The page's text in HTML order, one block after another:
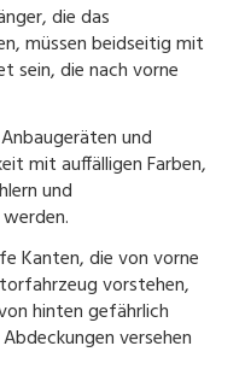
die das
müssen beidseitig mit
sein, die nach vorne
und
mit auffälligen Farben,
und
Kanten, die von vorne
vorstehen,
hinten gefährlich
versehen